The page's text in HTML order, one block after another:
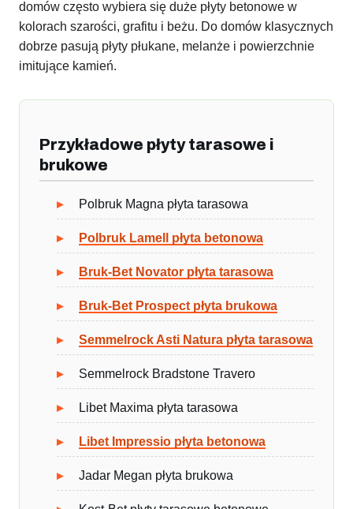
domów często wybiera się duże płyty betonowe w
kolorach szarości, grafitu i beżu. Do domów klasycznych
dobrze pasują płyty płukane, melanże i powierzchnie
imitujące kamień.
Przykładowe płyty tarasowe i
brukowe
Polbruk Magna płyta tarasowa
Polbruk Lamell płyta betonowa
Bruk-Bet Novator płyta tarasowa
Bruk-Bet Prospect płyta brukowa
Semmelrock Asti Natura płyta tarasowa
Semmelrock Bradstone Travero
Libet Maxima płyta tarasowa
Libet Impressio płyta betonowa
Jadar Megan płyta brukowa